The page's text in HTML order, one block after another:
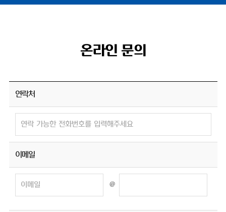
온라인 문의
연락처
이메일
@